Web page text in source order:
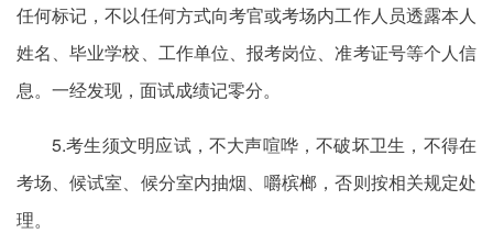
任何标记，不以任何方式向考官或考场内工作人员透露本人
姓名、毕业学校、工作单位、报考岗位、准考证号等个人信
息。一经发现，面试成绩记零分。
5.考生须文明应试，不大声喧哗，不破坏卫生，不得在
考场、候试室、候分室内抽烟、嚼槟榔，否则按相关规定处
理。